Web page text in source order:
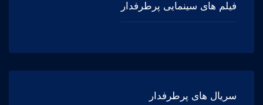
فیلم های سینمایی پرطرفدار
سریال های پرطرفدار